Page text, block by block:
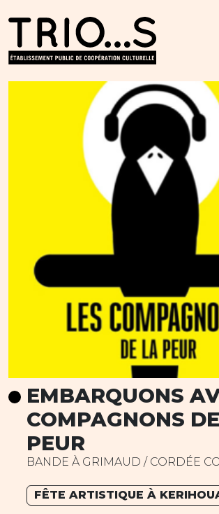
EMBARQUONS
COMPAGNONS
PEUR
BANDE À GRIMAUD / CORDÉE
FÊTE ARTISTIQUE À